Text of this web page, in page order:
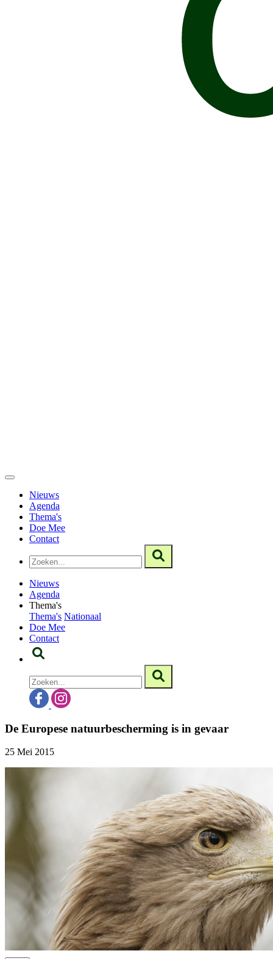
Nieuws
Agenda
Thema's
Doe Mee
Contact
Nieuws
Agenda
Thema's
Thema's Nationaal
Doe Mee
Contact
De Europese natuurbescherming is in gevaar
25 Mei 2015